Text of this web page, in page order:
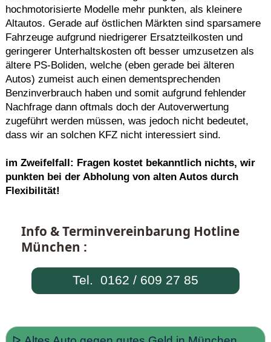
hochmotorisierte Modelle mehr punkten, als kleinere
Altautos. Gerade auf östlichen Märkten sind sparsamere
Fahrzeuge aufgrund niedrigerer Ersatzteilkosten und
geringerer Unterhaltskosten oft besser umzusetzen als
ältere PS-Boliden, welche (eben gerade bei älteren
Autos) zumeist auch einen dementsprechenden
Benzinverbrauch haben und somit aufgrund fehlender
Nachfrage dann oftmals doch der Autoverwertung
zugeführt werden müssen, was jedoch nicht bedeutet,
dass wir an solchen KFZ nicht interessiert sind.
im Zweifelfall: Fragen kostet bekanntlich nichts, wir
punkten bei der Abholung von alten Autos durch
Flexibilität!
Info & Terminvereinbarung Hotline
München :
Tel. 0162 / 609 27 85